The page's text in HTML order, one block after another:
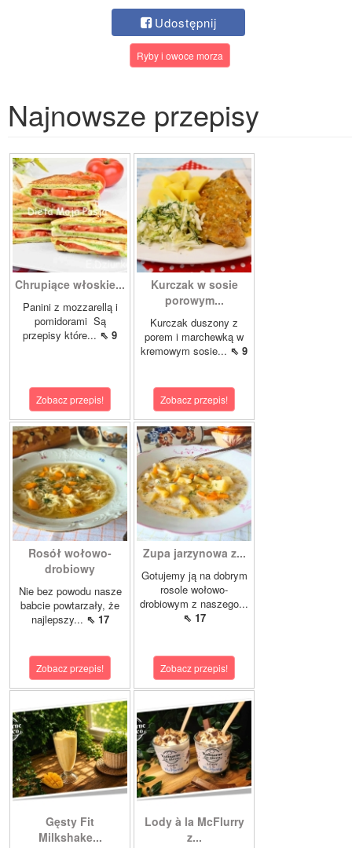
Udostępnij
Ryby i owoce morza
Najnowsze przepisy
Chrupiące włoskie...
Panini z mozzarellą i
pomidorami Są
przepisy które... ⇖ 9
Zobacz przepis!
Kurczak w sosie
porowym...
Kurczak duszony z
porem i marchewką w
kremowym sosie... ⇖ 9
Zobacz przepis!
Rosół wołowo-
drobiowy
Nie bez powodu nasze
babcie powtarzały, że
najlepszy... ⇖ 17
Zobacz przepis!
Zupa jarzynowa z...
Gotujemy ją na dobrym
rosole wołowo-
drobiowym z naszego...
⇖ 17
Zobacz przepis!
Gęsty Fit
Milkshake...
Lody à la McFlurry
z...